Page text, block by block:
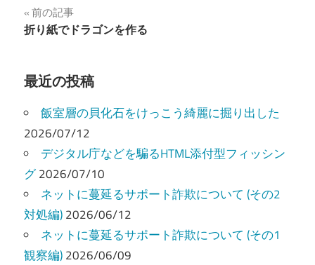
投
稿
ナ
ビ
ゲ
ー
シ
ョ
ン
前の記事
折り紙でドラゴンを作る
最近の投稿
飯室層の貝化石をけっこう綺麗に掘り出した
2026/07/12
デジタル庁などを騙るHTML添付型フィッシン
グ2026/07/10
ネットに蔓延るサポート詐欺について (その2
対処編)2026/06/12
ネットに蔓延るサポート詐欺について (その1
観察編)2026/06/09